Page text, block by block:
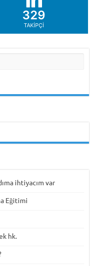
329
TAKIPÇI
ihtiyacım var
Eğitimi
hk.